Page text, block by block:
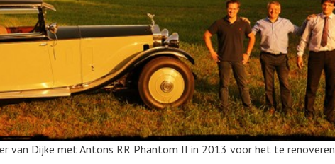
van Dijke met Antons RR Phantom II in 2013 voor het te renoveren